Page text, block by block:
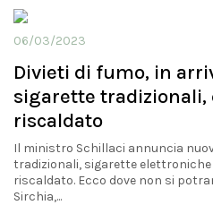
06/03/2023
Divieti di fumo, in
sigarette tradizionali,
riscaldato
Il ministro Schillaci annuncia
tradizionali, sigarette
riscaldato. Ecco dove non si
Sirchia,...